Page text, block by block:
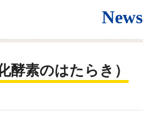
News
酵素のはたらき）